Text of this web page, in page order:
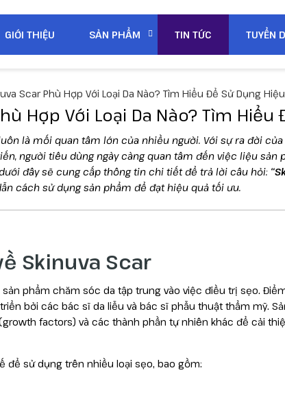
GIỚI THIỆU SẢN PHẨM TIN TỨC TUYỂN
Scar Phù Hợp Với Loại Da Nào? Tìm Hiểu Để Sử Dụng
Hợp Với Loại Da Nào? Tìm Hiểu
là mối quan tâm lớn của nhiều người. Với sự ra đời của
người tiêu dùng ngày càng quan tâm đến việc liệu sản
đây sẽ cung cấp thông tin chi tiết để trả lời câu hỏi:
cách sử dụng sản phẩm để đạt hiệu quả tối ưu.
Skinuva Scar
sản phẩm chăm sóc da tập trung vào việc điều trị sẹo.
bởi các bác sĩ da liễu và bác sĩ phẫu thuật thẩm mỹ.
factors) và các thành phần tự nhiên khác để cải
để sử dụng trên nhiều loại sẹo, bao gồm: